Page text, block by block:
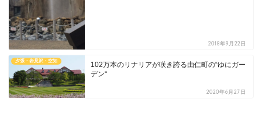
2018年9月22日
夕張・岩見沢・空知
102万本のリナリアが咲き誇る由仁町の“ゆにガー
デン“
2020年6月27日